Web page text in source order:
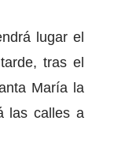
lugar el
tras el
María la
las calles a